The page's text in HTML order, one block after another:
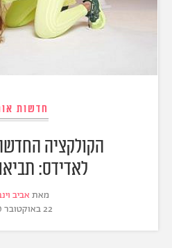
חדשות
הקולקציה
לאדידס:
מאת אביב
22 באוקטובר 2020